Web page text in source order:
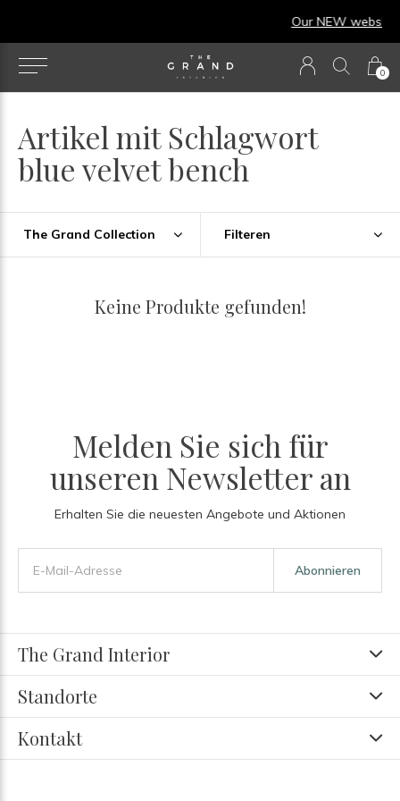
0
Our NEW webshop is now live at
Artikel mit Schlagwort
blue velvet bench
The Grand Collection Filteren
Keine Produkte gefunden!
Melden Sie sich für
unseren Newsletter an
Erhalten Sie die neuesten Angebote und Aktionen
Abonnieren
The Grand Interior
Standorte
Kontakt